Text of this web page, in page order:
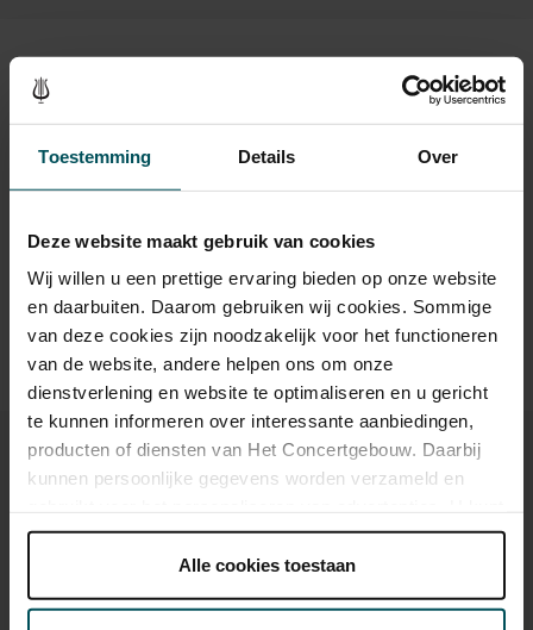
Toestemming Details Over
Deze website maakt gebruik van cookies
Wij willen u een prettige ervaring bieden op onze website
en daarbuiten. Daarom gebruiken wij cookies. Sommige
van deze cookies zijn noodzakelijk voor het functioneren
van de website, andere helpen ons om onze
dienstverlening en website te optimaliseren en u gericht
te kunnen informeren over interessante aanbiedingen,
producten of diensten van Het Concertgebouw. Daarbij
kunnen persoonlijke gegevens worden verzameld en
onder 'aanpassen' zelf welke cookies wij mogen
Lees onze cookieverklaring hier. Lees onze
Alle cookies toestaan
tussen krautrock en regelrechte funk schipperende ritmes!’ Altın
Gün zelf sluit niet uit dat daar nog een vleugje Italo-disco bij komt.
Met dank aan de begunstigers van het Classic Pop Fonds.
jaar? Eventuele sprintkaarten zijn 4 uur van tevoren via de
Prijzen zijn exclusief transactiekosten: € 5 per bestelling. Wilt
u rolstoelplaatsen bestellen? Mail naar
kassa@concertgebouw.nl of bel de Concertgebouwlijn op
020 – 671 83 45.
vr 11 sep. 2026